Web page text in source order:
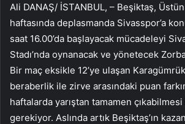
Ali DANAŞ/ İSTANBUL, – Beşiktaş,
haftasında deplasmanda Sivasspor’a
saat 16.00’da başlayacak mücadeleyi
Stadı’nda oynanacak ve yönetecek
Bir maç eksikle 12’ye ulaşan
beraberlik ile zirve arasındaki puan
haftalarda yarıştan tamamen çıkabilmesi
gerekiyor. Aslında artık Beşiktaş’ın